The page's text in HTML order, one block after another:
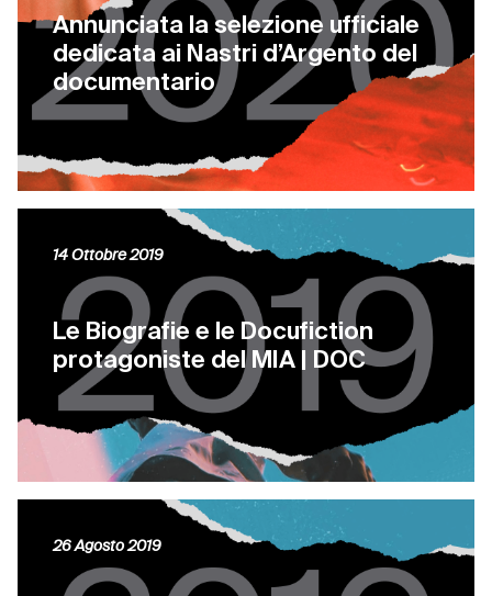
Annunciata la selezione ufficiale
dedicata ai Nastri d’Argento del
documentario
Le Biografie e le Docufiction
protagoniste del MIA | DOC
14 Ottobre 2019
26 Agosto 2019